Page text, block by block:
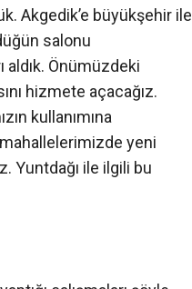
Akgedik’e büyükşehir ile
salonu
aldık. Önümüzdeki
hizmete açacağız.
kullanımına
mahallelerimizde yeni
Yuntdağı ile ilgili bu